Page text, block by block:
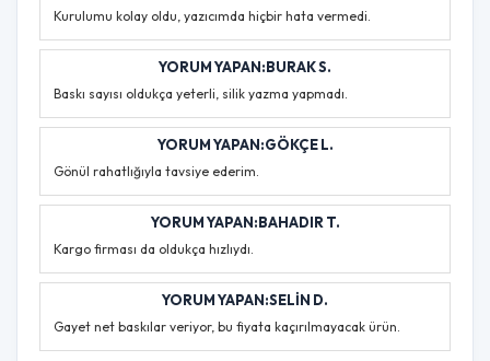
Kurulumu kolay oldu, yazıcımda hiçbir hata vermedi.
YORUM YAPAN:BURAK S.
Baskı sayısı oldukça yeterli, silik yazma yapmadı.
YORUM YAPAN:GÖKÇE L.
Gönül rahatlığıyla tavsiye ederim.
YORUM YAPAN:BAHADIR T.
Kargo firması da oldukça hızlıydı.
YORUM YAPAN:SELIN D.
Gayet net baskılar veriyor, bu fiyata kaçırılmayacak ürün.